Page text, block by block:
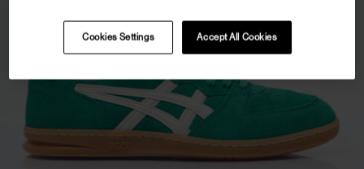
Accept All Cookies
Cookies Settings